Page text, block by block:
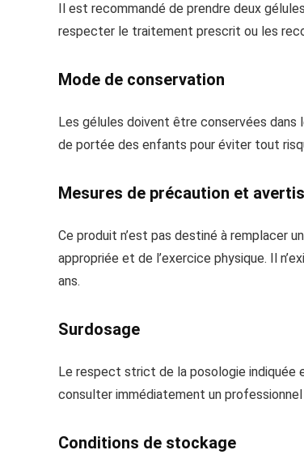
Il est recommandé de prendre deux
respecter le traitement prescrit ou les
Mode de conservation
Les gélules doivent être conservées dans
de portée des enfants pour éviter tout
Mesures de précaution et
Ce produit n’est pas destiné à remplacer
appropriée et de l’exercice physique. Il
ans.
Surdosage
Le respect strict de la posologie indiquée
consulter immédiatement un
Conditions de stockage